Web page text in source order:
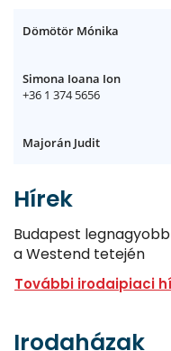
Dömötör Mónika
Simona Ioana Ion
+36 1 374 5656
Majorán Judit
Hírek
Budapest
a Westend tetején
További irodaipiaci
Irodaházak